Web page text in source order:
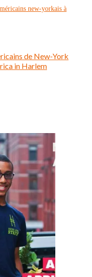
de New-York
in Harlem